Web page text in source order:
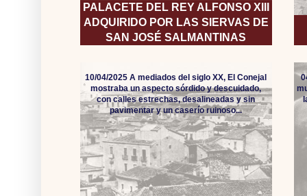
PALACETE DEL REY ALFONSO XIII
ADQUIRIDO POR LAS SIERVAS DE
SAN JOSÉ SALMANTINAS
10/04/2025 A mediados del siglo XX, El Conejal
mostraba un aspecto sórdido y descuidado,
con calles estrechas, desalineadas y sin
pavimentar y un caserío ruinoso...